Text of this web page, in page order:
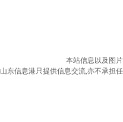
本站信息以及图
山东信息港只提供信息交流,亦不承担